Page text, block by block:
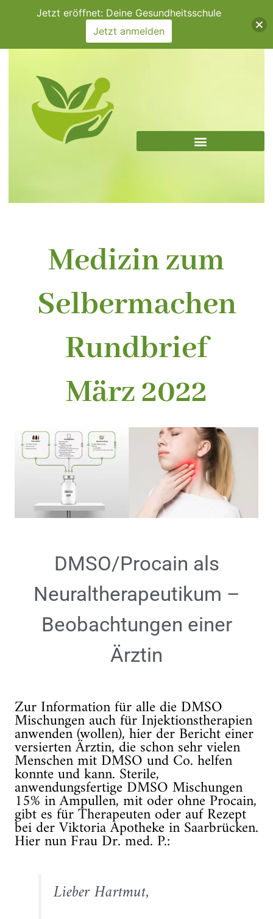
Medizin zum
Selbermachen
Rundbrief
März 2022
DMSO/Procain als
Neuraltherapeutikum –
Beobachtungen einer
Ärztin
Zur Information für alle die DMSO
Mischungen auch für Injektionstherapien
anwenden (wollen), hier der Bericht einer
versierten Ärztin, die schon sehr vielen
Menschen mit DMSO und Co. helfen
konnte und kann. Sterile,
anwendungsfertige DMSO Mischungen
15% in Ampullen, mit oder ohne Procain,
gibt es für Therapeuten oder auf Rezept
bei der Viktoria Apotheke in Saarbrücken.
Hier nun Frau Dr. med. P.:
Lieber Hartmut,
Jetzt eröffnet: Deine Gesundheitsschule
Jetzt anmelden